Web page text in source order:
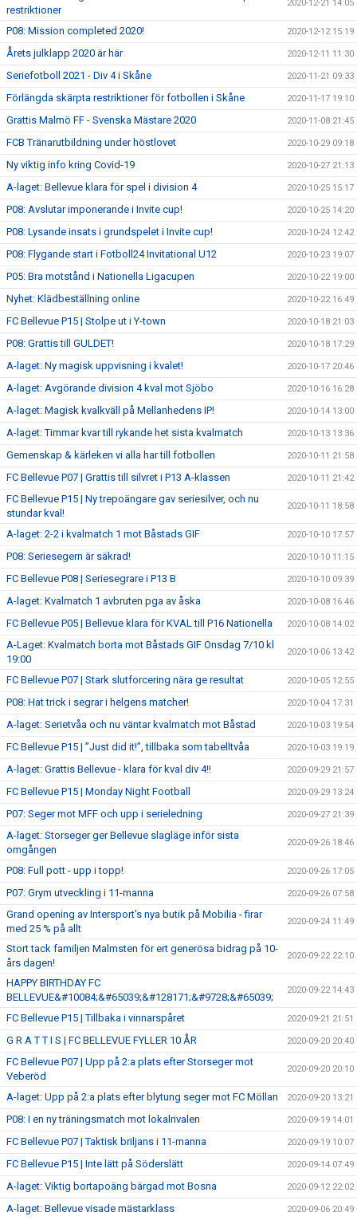
restriktioner
2020-12-21 14:05
P08: Mission completed 2020! 2020-12-12 15:19
Årets julklapp 2020 är här 2020-12-11 11:30
Seriefotboll 2021 - Div 4 i Skåne 2020-11-21 09:33
Förlängda skärpta restriktioner för fotbollen i Skåne 2020-11-17 19:10
Grattis Malmö FF - Svenska Mästare 2020 2020-11-08 21:45
FCB Tränarutbildning under höstlovet 2020-10-29 09:18
Ny viktig info kring Covid-19 2020-10-27 21:13
A-laget: Bellevue klara för spel i division 4 2020-10-25 15:17
P08: Avslutar imponerande i Invite cup! 2020-10-25 14:20
P08: Lysande insats i grundspelet i Invite cup! 2020-10-24 12:42
P08: Flygande start i Fotboll24 Invitational U12 2020-10-23 19:07
P05: Bra motstånd i Nationella Ligacupen 2020-10-22 19:00
Nyhet: Klädbeställning online 2020-10-22 16:49
FC Bellevue P15 | Stolpe ut i Y-town 2020-10-18 21:03
P08: Grattis till GULDET! 2020-10-18 17:29
A-laget: Ny magisk uppvisning i kvalet! 2020-10-17 20:46
A-laget: Avgörande division 4 kval mot Sjöbo 2020-10-16 16:28
A-laget: Magisk kvalkväll på Mellanhedens IP! 2020-10-14 13:00
A-laget: Timmar kvar till rykande het sista kvalmatch 2020-10-13 13:36
Gemenskap & kärleken vi alla har till fotbollen 2020-10-11 21:58
FC Bellevue P07 | Grattis till silvret i P13 A-klassen 2020-10-11 21:42
FC Bellevue P15 | Ny trepoängare gav seriesilver, och nu
stundar kval!
2020-10-11 18:58
A-laget: 2-2 i kvalmatch 1 mot Båstads GIF 2020-10-10 17:57
P08: Seriesegern är säkrad! 2020-10-10 11:15
FC Bellevue P08 | Seriesegrare i P13 B 2020-10-10 09:39
A-laget: Kvalmatch 1 avbruten pga av åska 2020-10-08 16:46
FC Bellevue P05 | Bellevue klara för KVAL till P16 Nationella 2020-10-08 14:02
A-Laget: Kvalmatch borta mot Båstads GIF Onsdag 7/10 kl
19:00
2020-10-06 13:42
FC Bellevue P07 | Stark slutforcering nära ge resultat 2020-10-05 12:55
P08: Hat trick i segrar i helgens matcher! 2020-10-04 17:31
A-laget: Serietvåa och nu väntar kvalmatch mot Båstad 2020-10-03 19:54
FC Bellevue P15 | ”Just did it!”, tillbaka som tabelltvåa 2020-10-03 19:19
A-laget: Grattis Bellevue - klara för kval div 4!! 2020-09-29 21:57
FC Bellevue P15 | Monday Night Football 2020-09-29 13:24
P07: Seger mot MFF och upp i serieledning 2020-09-27 21:39
A-laget: Storseger ger Bellevue slagläge inför sista
omgången
2020-09-26 18:46
P08: Full pott - upp i topp! 2020-09-26 17:05
P07: Grym utveckling i 11-manna 2020-09-26 07:58
Grand opening av Intersport’s nya butik på Mobilia - firar
med 25 % på allt
2020-09-24 11:49
Stort tack familjen Malmsten för ert generösa bidrag på 10-
års dagen!
2020-09-22 22:10
HAPPY BIRTHDAY FC
BELLEVUE&#10084;&#65039;&#128171;&#9728;&#65039;
2020-09-22 14:43
FC Bellevue P15 | Tillbaka i vinnarspåret 2020-09-21 21:51
G R A T T I S | FC BELLEVUE FYLLER 10 ÅR 2020-09-20 20:40
FC Bellevue P07 | Upp på 2:a plats efter Storseger mot
Veberöd
2020-09-20 20:10
A-laget: Upp på 2:a plats efter blytung seger mot FC Möllan 2020-09-20 13:21
P08: I en ny träningsmatch mot lokalrivalen 2020-09-19 14:01
FC Bellevue P07 | Taktisk briljans i 11-manna 2020-09-19 10:07
FC Bellevue P15 | Inte lätt på Söderslätt 2020-09-14 07:49
A-laget: Viktig bortapoäng bärgad mot Bosna 2020-09-12 22:02
A-laget: Bellevue visade mästarklass 2020-09-06 20:49